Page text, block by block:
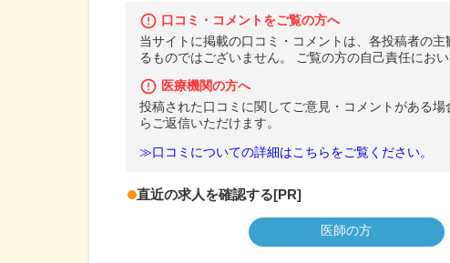
口コミ・コメントをご覧の方へ
当サイトに掲載の口コミ・コメントは、各投稿者の
るものではございません。 ご覧の方の自己責任におい
医療機関の方へ
投稿された口コミに関してご意見・コメントがある
らご返信いただけます。
≫口コミについての詳細はこちらをご覧ください。
直近の求人を確認する[PR]
医師の方